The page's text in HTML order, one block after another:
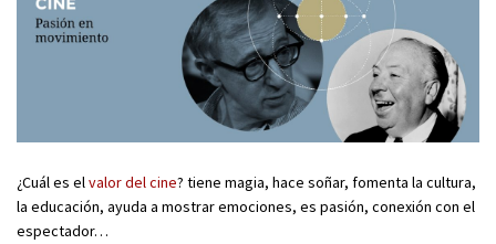
¿Cuál es elvalor del cine? tiene magia, hace soñar, fomenta la cultura,
la educación, ayuda a mostrar emociones, es pasión, conexión con el
espectador…